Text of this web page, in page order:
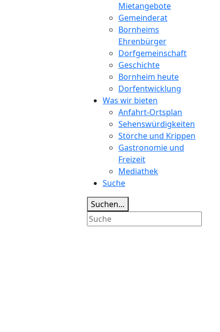
Mietangebote
Gemeinderat
Bornheims
Ehrenbürger
Dorfgemeinschaft
Geschichte
Bornheim heute
Dorfentwicklung
Was wir bieten
Anfahrt-Ortsplan
Sehenswürdigkeiten
Störche und Krippen
Gastronomie und
Freizeit
Mediathek
Suche
Suchen…